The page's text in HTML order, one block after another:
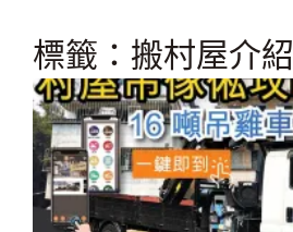
標籤：搬村屋介紹